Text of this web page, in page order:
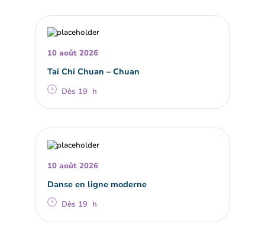
10 août 2026
Tai Chi Chuan – Chuan
Dès 19 h
10 août 2026
Danse en ligne moderne
Dès 19 h